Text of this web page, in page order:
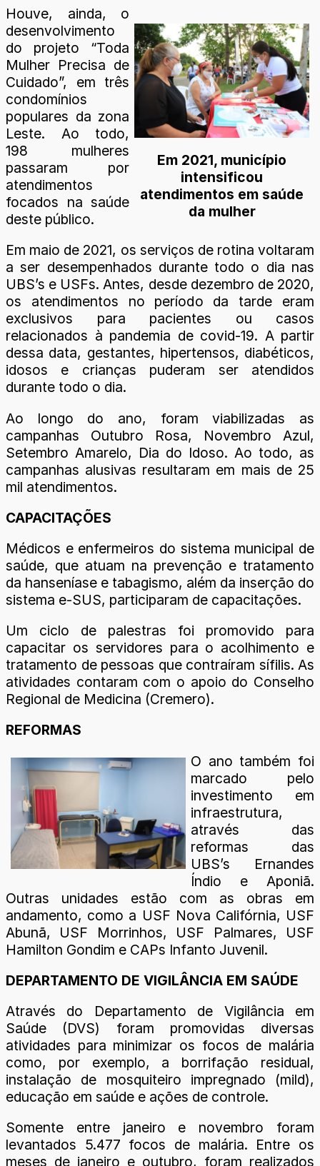
Em 2021, município
intensificou
atendimentos em saúde
da mulher
Houve, ainda, o
desenvolvimento
do projeto “Toda
Mulher Precisa de
Cuidado”, em três
condomínios
populares da zona
Leste. Ao todo,
198 mulheres
passaram por
atendimentos
focados na saúde
deste público.
Em maio de 2021, os serviços de rotina voltaram
a ser desempenhados durante todo o dia nas
UBS’s e USFs. Antes, desde dezembro de 2020,
os atendimentos no período da tarde eram
exclusivos para pacientes ou casos
relacionados à pandemia de covid-19. A partir
dessa data, gestantes, hipertensos, diabéticos,
idosos e crianças puderam ser atendidos
durante todo o dia.
Ao longo do ano, foram viabilizadas as
campanhas Outubro Rosa, Novembro Azul,
Setembro Amarelo, Dia do Idoso. Ao todo, as
campanhas alusivas resultaram em mais de 25
mil atendimentos.
CAPACITAÇÕES
Médicos e enfermeiros do sistema municipal de
saúde, que atuam na prevenção e tratamento
da hanseníase e tabagismo, além da inserção do
sistema e-SUS, participaram de capacitações.
Um ciclo de palestras foi promovido para
capacitar os servidores para o acolhimento e
tratamento de pessoas que contraíram sífilis. As
atividades contaram com o apoio do Conselho
Regional de Medicina (Cremero).
REFORMAS
O ano também foi
marcado pelo
investimento em
infraestrutura,
através das
reformas das
UBS’s Ernandes
Índio e Aponiã.
Outras unidades estão com as obras em
andamento, como a USF Nova Califórnia, USF
Abunã, USF Morrinhos, USF Palmares, USF
Hamilton Gondim e CAPs Infanto Juvenil.
DEPARTAMENTO DE VIGILÂNCIA EM SAÚDE
Através do Departamento de Vigilância em
Saúde (DVS) foram promovidas diversas
atividades para minimizar os focos de malária
como, por exemplo, a borrifação residual,
instalação de mosquiteiro impregnado (mild),
educação em saúde e ações de controle.
Somente entre janeiro e novembro foram
levantados 5.477 focos de malária. Entre os
meses de janeiro e outubro, foram realizados